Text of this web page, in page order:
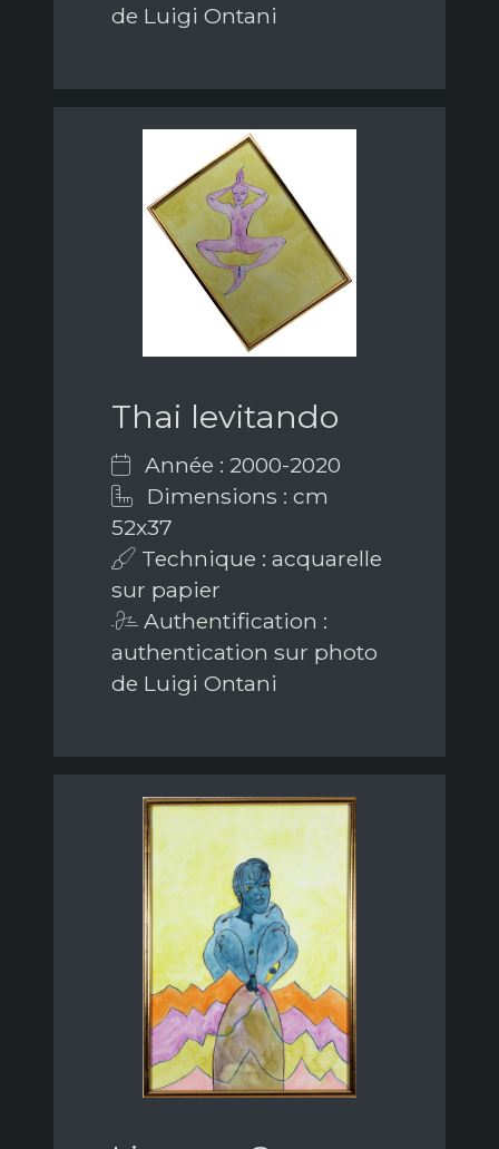
de Luigi Ontani
Thai levitando
Année : 2000-2020
Dimensions : cm
52x37
Technique : acquarelle
sur papier
Authentification :
authentication sur photo
de Luigi Ontani